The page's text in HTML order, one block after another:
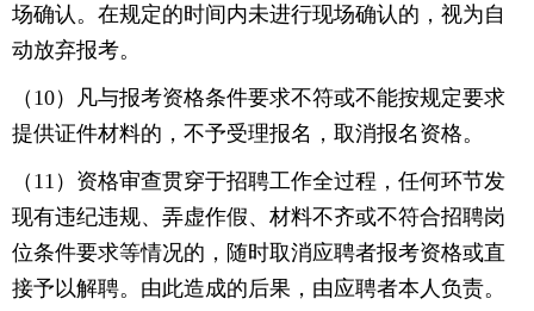
场确认。在规定的时间内未进行现场确认的，视为自
动放弃报考。
（10）凡与报考资格条件要求不符或不能按规定要求
提供证件材料的，不予受理报名，取消报名资格。
（11）资格审查贯穿于招聘工作全过程，任何环节发
现有违纪违规、弄虚作假、材料不齐或不符合招聘岗
位条件要求等情况的，随时取消应聘者报考资格或直
接予以解聘。由此造成的后果，由应聘者本人负责。